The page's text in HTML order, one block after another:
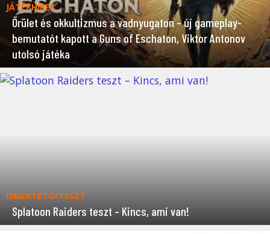
JÁTÉKHÍREK
Őrület és okkultizmus a vadnyugaton – új gameplay-
bemutatót kapott a Guns of Eschaton, Viktor Antonov
utolsó játéka
ISMERTETŐ/TESZT
Splatoon Raiders teszt – Kincs, ami van!